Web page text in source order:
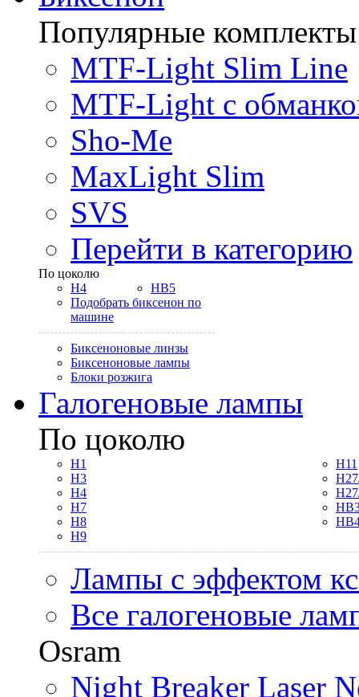
Популярные комплекты
MTF-Light Slim Line
MTF-Light с
Sho-Me
MaxLight Slim
SVS
Перейти в категорию
По цоколю
H4
HB5
Подобрать биксенон по
машине
Биксеноновые линзы
Биксеноновые лампы
Блоки розжига
Галогеновые лампы
По цоколю
H1
H3
H4
H7
H8
H9
H11
Лампы с эффектом
Все галогеновые
Osram
Night Breaker Laser